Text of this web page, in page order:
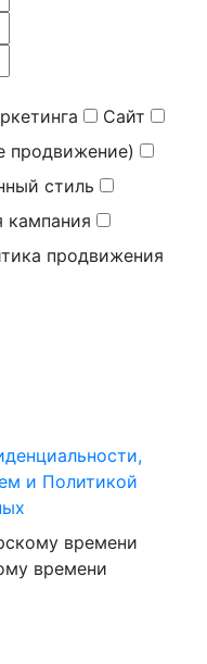
Сайт
продвижение)
стиль
кампания
продвижения
и Политикой
времени
времени